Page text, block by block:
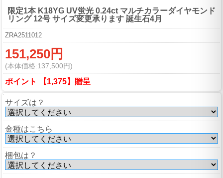
限定1本 K18YG UV蛍光 0.24ct マルチカラーダイヤモンド
リング 12号 サイズ変更承ります 誕生石4月
ZRA2511012
151,250円
(本体価格:137,500円)
ポイント 【1,375】贈呈
サイズは？
金種はこちら
梱包は？